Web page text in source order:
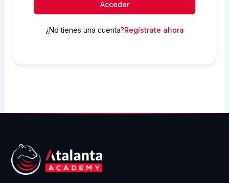
Acceder
¿No tienes una cuenta?Regístrate ahora